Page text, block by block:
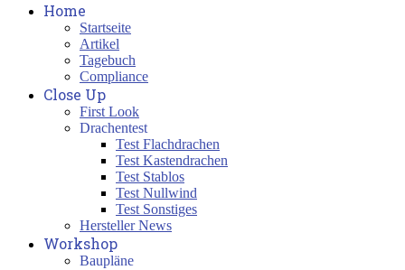
Home
Startseite
Artikel
Tagebuch
Compliance
Close Up
First Look
Drachentest
Test Flachdrachen
Test Kastendrachen
Test Stablos
Test Nullwind
Test Sonstiges
Hersteller News
Workshop
Baupläne